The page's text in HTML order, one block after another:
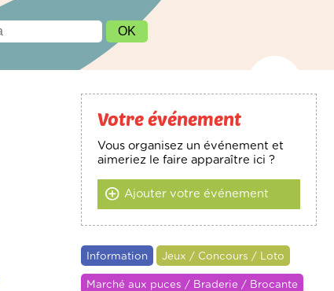
Votre événement
Vous organisez un événement et
aimeriez le faire apparaître ici ?
Ajouter votre événement
Information Jeux / Concours / Loto
Marché aux puces / Braderie / Brocante